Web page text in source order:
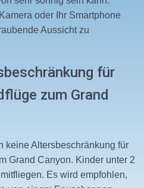
oder Ihr Smartphone
Aussicht zu
für
zum Grand
keine Altersbeschränkung für
Grand Canyon. Kinder unter 2
Es wird empfohlen,